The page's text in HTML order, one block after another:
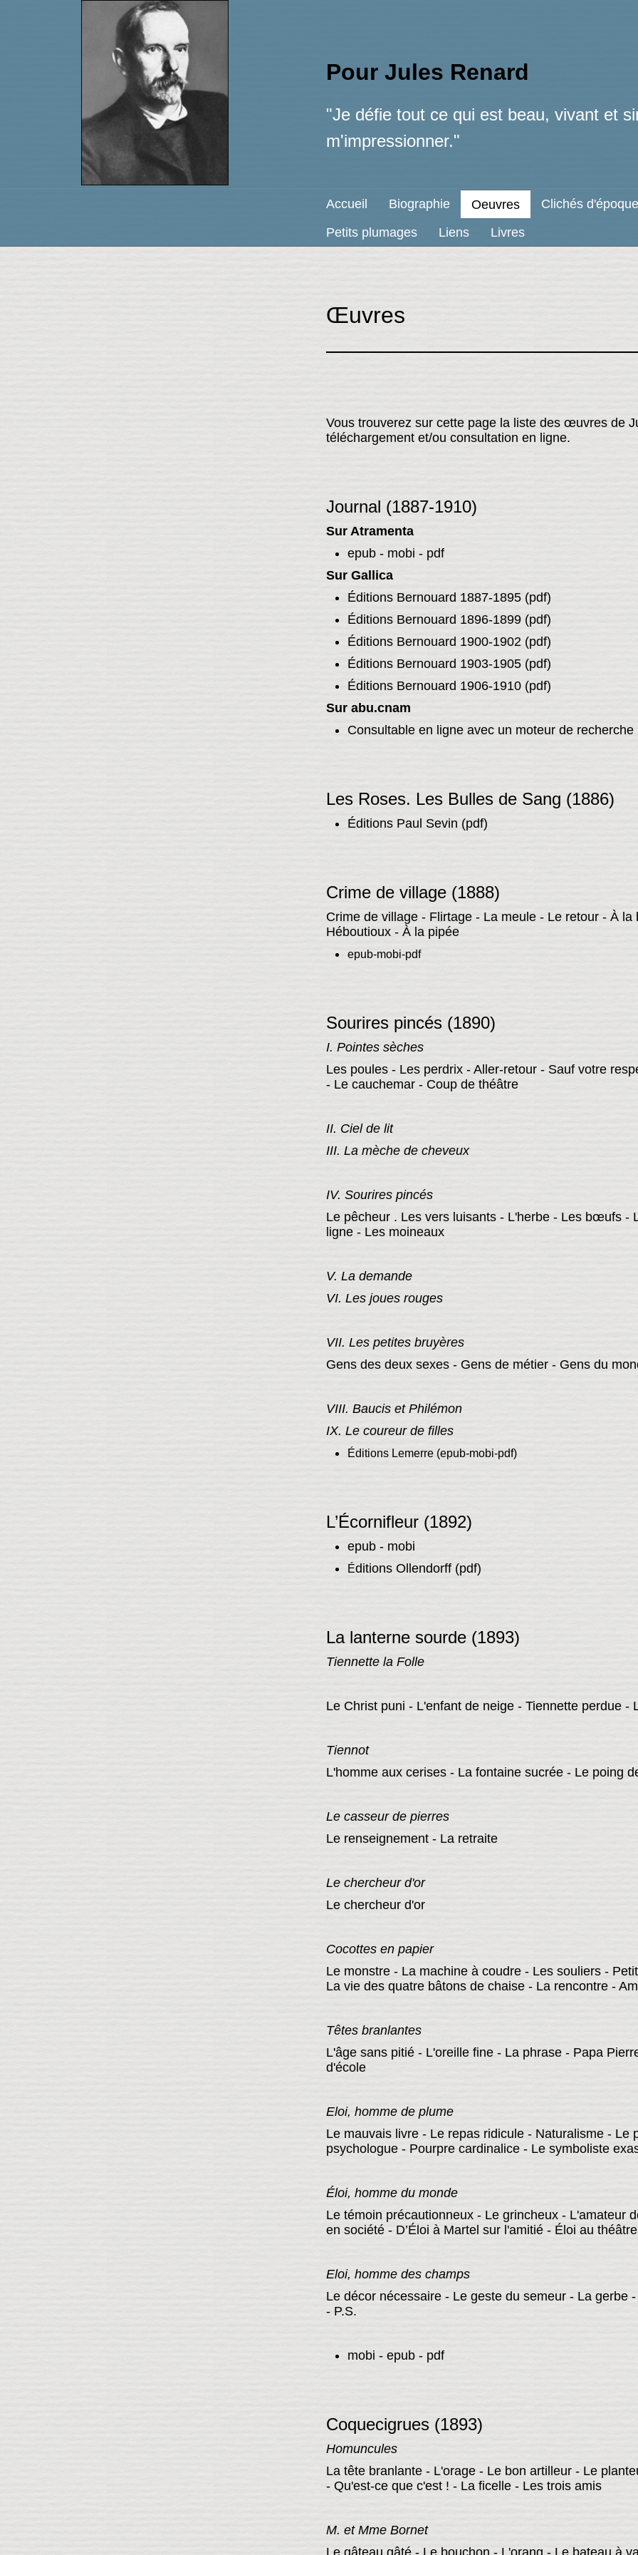
Pour Jules Renard
"Je défie tout ce qui est beau, vivant et
m'impressionner."
Accueil Biographie Oeuvres
Clichés d'époque
Petits plumages
Liens Livres
Œuvres
Vous trouverez sur cette page la liste des œuvres de
téléchargement et/ou consultation en ligne.
Journal (1887-1910)
Sur Atramenta
epub - mobi - pdf
Sur Gallica
Éditions Bernouard 1887-1895 (pdf)
ÉditionsBernouard 1896-1899 (pdf)
ÉditionsBernouard 1900-1902 (pdf)
ÉditionsBernouard 1903-1905 (pdf)
ÉditionsBernouard 1906-1910 (pdf)
Sur abu.cnam
Consultable en ligne avec un moteur de recherche
Les Roses. Les Bulles de Sang (1886)
Éditions Paul Sevin (pdf)
Crime de village (1888)
Crime de village - Flirtage - La meule - Le retour - À
Héboutioux - À la pipée
epub-mobi-pdf
Sourires pincés (1890)
I. Pointes sèches
Les poules - Les perdrix - Aller-retour - Sauf votre
- Le cauchemar - Coup de théâtre
II. Ciel de lit
III. La mèche de cheveux
IV. Sourires pincés
Le pêcheur . Les vers luisants - L'herbe - Les bœufs -
ligne - Les moineaux
V. La demande
VI. Les joues rouges
VII. Les petites bruyères
Gens des deux sexes - Gens de métier - Gens du
VIII. Baucis et Philémon
IX. Le coureur de filles
Éditions Lemerre (epub-mobi-pdf)
L’Écornifleur (1892)
epub - mobi
Éditions Ollendorff (pdf)
La lanterne sourde (1893)
Tiennette la Folle
Le Christ puni - L'enfant de neige - Tiennette perdue -
Tiennot
L'homme aux cerises - La fontaine sucrée - Le poing
Le casseur de pierres
Le renseignement - La retraite
Le chercheur d'or
Le chercheur d'or
Cocottes en papier
Le monstre - La machine à coudre - Les souliers -
La vie des quatre bâtons de chaise - La rencontre -
Têtes branlantes
L'âge sans pitié - L'oreille fine - La phrase - Papa
d'école
Eloi, homme de plume
Le mauvais livre - Le repas ridicule - Naturalisme - Le
psychologue - Pourpre cardinalice - Le symboliste
Éloi, homme du monde
Le témoin précautionneux - Le grincheux - L'amateur
en société - D’Éloi à Martel sur l'amitié - Éloi au théâtre
Eloi, homme des champs
Le décor nécessaire - Le geste du semeur - La gerbe
- P.S.
mobi - epub - pdf
Coquecigrues (1893)
Homuncules
La tête branlante - L'orage - Le bon artilleur - Le
- Qu'est-ce que c'est ! - La ficelle - Les trois amis
M. et Mme Bornet